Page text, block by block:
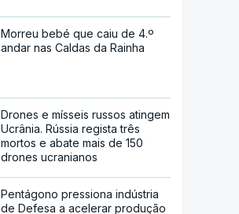
Morreu bebé que caiu de 4.º
andar nas Caldas da Rainha
Drones e mísseis russos atingem
Ucrânia. Rússia regista três
mortos e abate mais de 150
drones ucranianos
Pentágono pressiona indústria
de Defesa a acelerar produção